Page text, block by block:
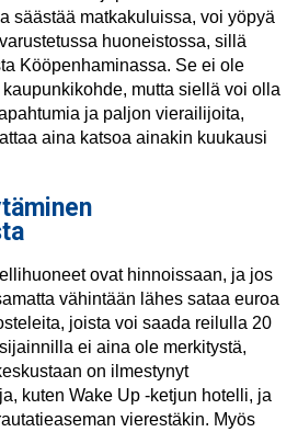
säästää matkakuluissa, voi yöpyä
huoneistossa, sillä
Kööpenhaminassa. Se ei ole
mutta siellä voi olla
ja paljon vierailijoita,
aina katsoa ainakin kuukausi
ovat hinnoissaan, ja jos
vähintään lähes sataa euroa
joista voi saada reilulla 20
ei aina ole merkitystä,
on ilmestynyt
kuten Wake Up -ketjun hotelli, ja
vierestäkin. Myös